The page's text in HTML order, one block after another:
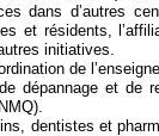
dans d’autres
et résidents,
initiatives.
de
dépannage et de
dentistes et